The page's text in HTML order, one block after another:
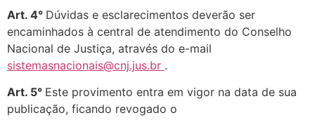
Art. 4° Dúvidas e esclarecimentos deverão ser
encaminhados à central de atendimento do Conselho
Nacional de Justiça, através do e-mail
sistemasnacionais@cnj.jus.br .
Art. 5° Este provimento entra em vigor na data de sua
publicação, ficando revogado o